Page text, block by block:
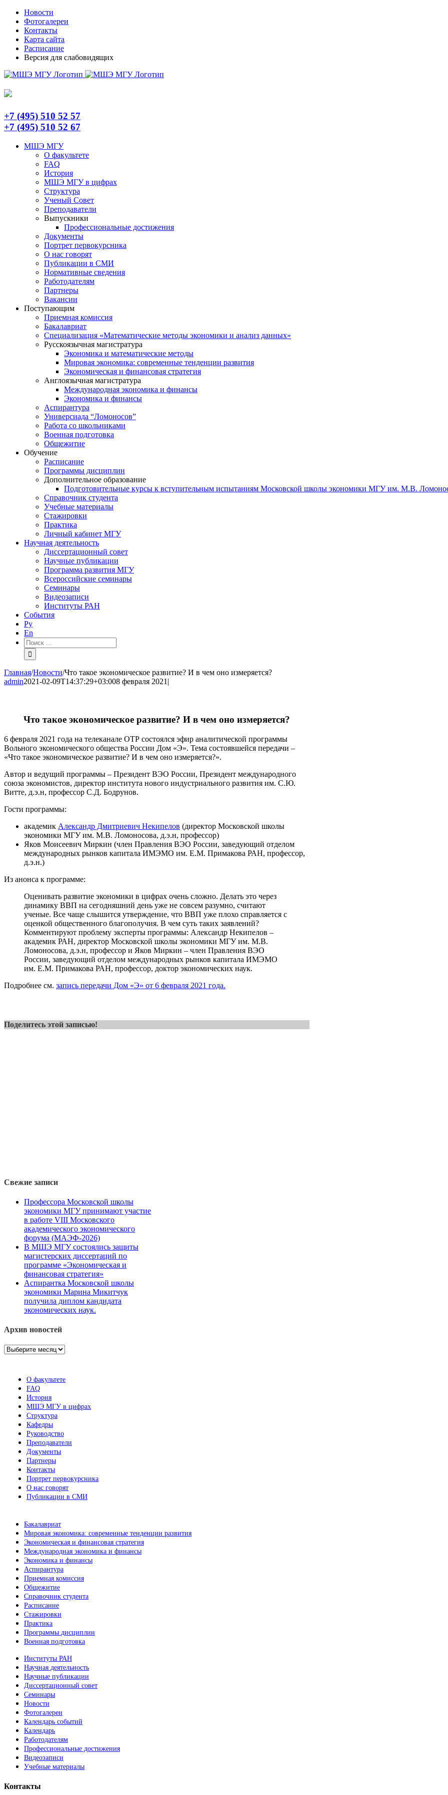
Skip
content
TelegramНовости
Фотогалереи
Контакты
Карта сайта
Расписание
Версия для слабовидящих
+7 (495) 510 52 57
+7 (495) 510 52 67
МШЭ МГУ
О факультете
FAQ
История
МШЭ МГУ в цифрах
Структура
Ученый Совет
Преподаватели
Выпускники
Профессиональные достижения
Документы
Портрет первокурсника
О нас говорят
Публикации в СМИ
Нормативные сведения
Работодателям
Партнеры
Вакансии
Поступающим
Приемная комиссия
Бакалавриат
Специализация «Математические методы экономики и анализ данных»
Русскоязычная магистратура
Экономика и математические методы
Мировая экономика: современные тенденции развития
Экономическая и финансовая стратегия
Англоязычная магистратура
Международная экономика и финансы
Экономика и финансы
Аспирантура
Универсиада “Ломоносов”
Работа со школьниками
Военная подготовка
Общежитие
Обучение
Расписание
Программы дисциплин
Дополнительное образование
Подготовительные курсы к вступительным испытаниям Московской школы экономики МГУ им. М.В.
Справочник студента
Учебные материалы
Стажировки
Практика
Личный кабинет МГУ
Научная деятельность
Диссертационный совет
Научные публикации
Программа развития МГУ
Всероссийские семинары
Семинары
Видеозаписи
Институты РАН
События
Ру
En
Результат
поиска:
Главная/Новости/Что такое экономическое развитие? И в чем оно измеряется?
admin2021-02-09T14:37:29+03:008 февраля 2021|
Что такое экономическое развитие? И в чем оно измеряется?
6 февраля 2021 года на телеканале ОТР состоялся эфир аналитической программы
Вольного экономического общества России Дом «Э». Тема состоявшейся передачи –
«Что такое экономическое развитие? И в чем оно измеряется?».
Автор и ведущий программы – Президент ВЭО России, Президент международного
союза экономистов, директор института нового индустриального развития им. С.Ю.
Витте, д.э.н, профессор С.Д. Бодрунов.
Гости программы:
академик Александр Дмитриевич Некипелов (директор Московской школы
экономики МГУ им. М.В. Ломоносова, д.э.н, профессор)
Яков Моисеевич Миркин (член Правления ВЭО России, заведующий отделом
международных рынков капитала ИМЭМО им. Е.М. Примакова РАН, профессор,
д.э.н.)
Из анонса к программе:
Оценивать развитие экономики в цифрах очень сложно. Делать это через
динамику ВВП на сегодняшний день уже не совсем разумно, считают
ученые. Все чаще слышится утверждение, что ВВП уже плохо справляется с
оценкой общественного благополучия. В чем суть таких заявлений?
Комментируют проблему эксперты программы: Александр Некипелов –
академик РАН, директор Московской школы экономики МГУ им. М.В.
Ломоносова, д.э.н, профессор и Яков Миркин – член Правления ВЭО
России, заведующий отделом международных рынков капитала ИМЭМО
им. Е.М. Примакова РАН, профессор, доктор экономических наук.
Подробнее см. запись передачи Дом «Э» от 6 февраля 2021 года.
Поделитесь этой записью!
Свежие записи
Профессора Московской школы
экономики МГУ принимают участие
в работе VIII Московского
академического экономического
форума (МАЭФ-2026)
В МШЭ МГУ состоялись защиты
магистерских диссертаций по
программе «Экономическая и
финансовая стратегия»
Аспирантка Московской школы
экономики Марина Микитчук
получила диплом кандидата
экономических наук.
Архив новостей
Архив
О факультете
FAQ
История
МШЭ МГУ в цифрах
Структура
Кафедры
Руководство
Преподаватели
Документы
Партнеры
Контакты
Портрет первокурсника
О нас говорят
Публикации в СМИ
Бакалавриат
Мировая экономика: современные тенденции развития
Экономическая и финансовая стратегия
Международная экономика и финансы
Экономика и финансы
Аспирантура
Приемная комиссия
Общежитие
Справочник студента
Расписание
Стажировки
Практика
Программы дисциплин
Военная подготовка
Институты РАН
Научная деятельность
Научные публикации
Диссертационный совет
Семинары
Новости
Фотогалереи
Календарь событий
Календарь
Работодателям
Профессиональные достижения
Видеозаписи
Учебные материалы
Контакты